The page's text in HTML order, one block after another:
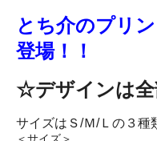
とち介のプリ
登場！！
☆デザインは
サイズはＳ/Ｍ/Ｌの３種